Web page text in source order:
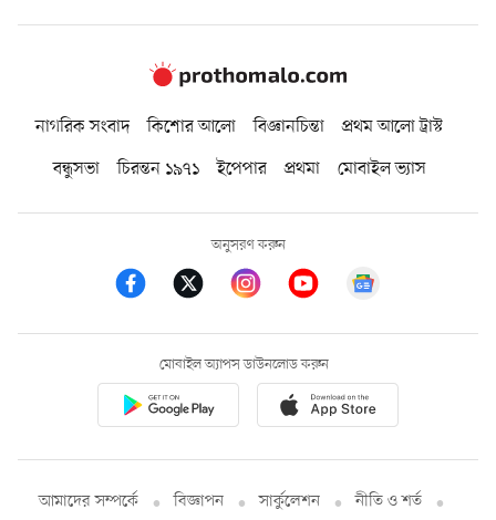
নাগরিক সংবাদ কিশোর আলো বিজ্ঞানচিন্তা
প্রথম আলো ট্রাস্ট
বন্ধুসভা
চিরন্তন ১৯৭১ ইপেপার প্রথমা মোবাইল ভ্যাস
অনুসরণ করুন
মোবাইল অ্যাপস ডাউনলোড করুন
আমাদের সম্পর্কে বিজ্ঞাপন সার্কুলেশন নীতি ও শর্ত